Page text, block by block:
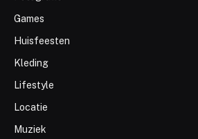
Games
Huisfeesten
Kleding
Lifestyle
Locatie
Muziek